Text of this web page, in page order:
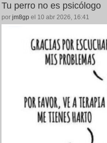
Tu perro no es psicólogo
por jm8gp el 10 abr 2026, 16:41